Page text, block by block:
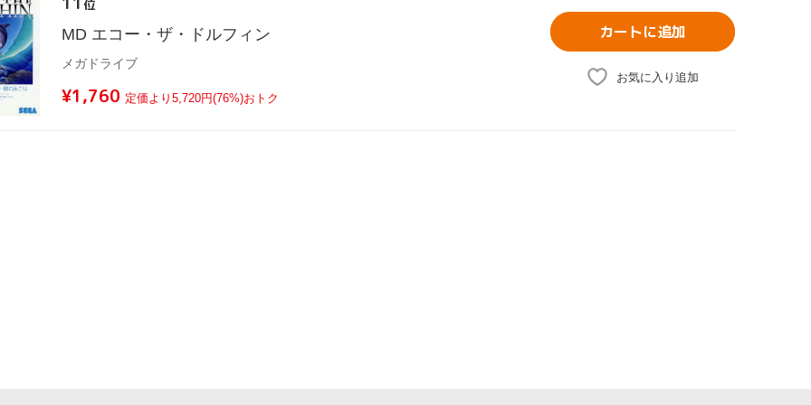
位
MD エコー・ザ・ドルフィン
メガドライブ
¥1,760 定価より5,720円(76%)おトク
カートに追加
お気に入り追加